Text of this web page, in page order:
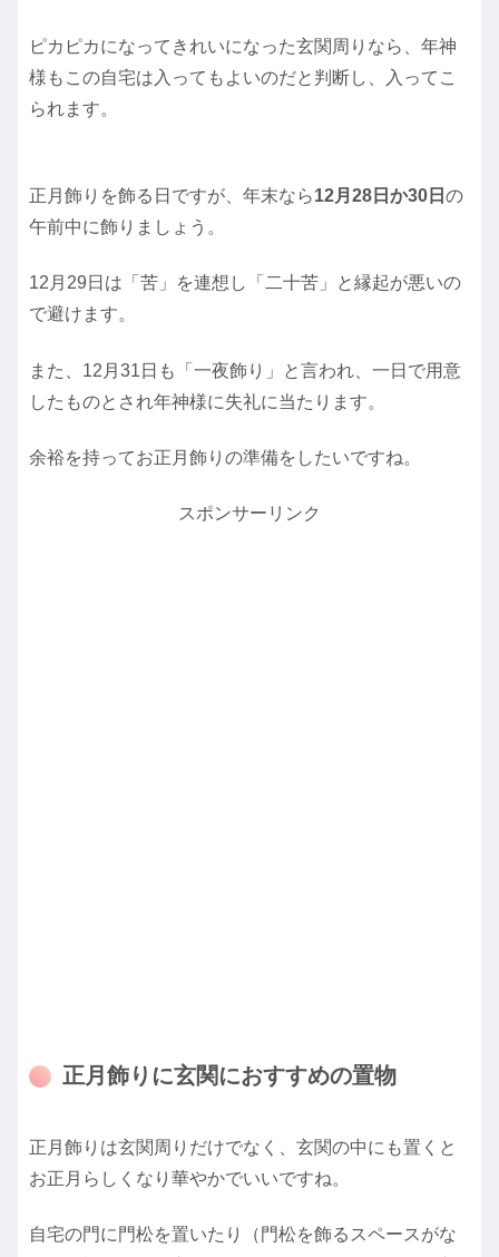
ピカピカになってきれいになった玄関周りなら、年神
様もこの自宅は入ってもよいのだと判断し、入ってこ
られます。
正月飾りを飾る日ですが、年末なら12月28日か30日 の
午前中に飾りましょう。
12月29日は「苦」を連想し「二十苦」と縁起が悪いの
で避けます。
また、12月31日も「一夜飾り」と言われ、一日で用意
したものとされ年神様に失礼に当たります。
余裕を持ってお正月飾りの準備をしたいですね。
スポンサーリンク
正月飾りに玄関におすすめの置物
正月飾りは玄関周りだけでなく、玄関の中にも置くと
お正月らしくなり華やかでいいですね。
自宅の門に門松を置いたり（門松を飾るスペースがな